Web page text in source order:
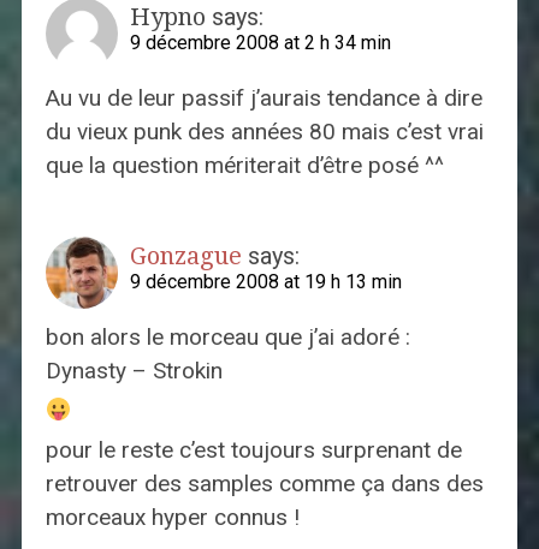
Hypno says:
9 décembre 2008 at 2 h 34 min
Au vu de leur passif j’aurais tendance à dire
du vieux punk des années 80 mais c’est vrai
que la question mériterait d’être posé ^^
Gonzague says:
9 décembre 2008 at 19 h 13 min
bon alors le morceau que j’ai adoré :
Dynasty – Strokin
pour le reste c’est toujours surprenant de
retrouver des samples comme ça dans des
morceaux hyper connus !